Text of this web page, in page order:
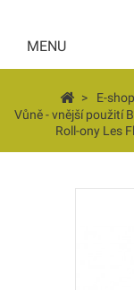
MENU
> E-shop
Vůně - vnější použití
Roll-ony Les